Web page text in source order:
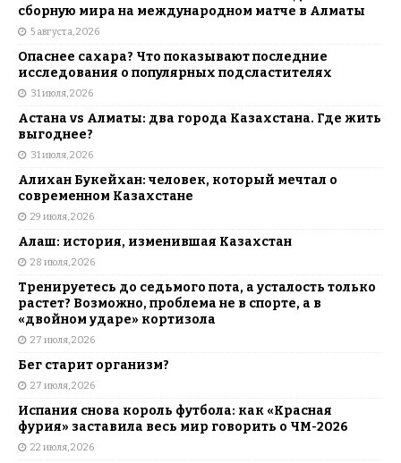
сборную мира на международном матче в Алматы
5 августа, 2026
Опаснее сахара? Что показывают последние
исследования о популярных подсластителях
31 июля, 2026
Астана vs Алматы: два города Казахстана. Где жить
выгоднее?
31 июля, 2026
Алихан Букейхан: человек, который мечтал о
современном Казахстане
29 июля, 2026
Алаш: история, изменившая Казахстан
28 июля, 2026
Тренируетесь до седьмого пота, а усталость только
растет? Возможно, проблема не в спорте, а в
«двойном ударе» кортизола
27 июля, 2026
Бег старит организм?
27 июля, 2026
Испания снова король футбола: как «Красная
фурия» заставила весь мир говорить о ЧМ-2026
22 июля, 2026